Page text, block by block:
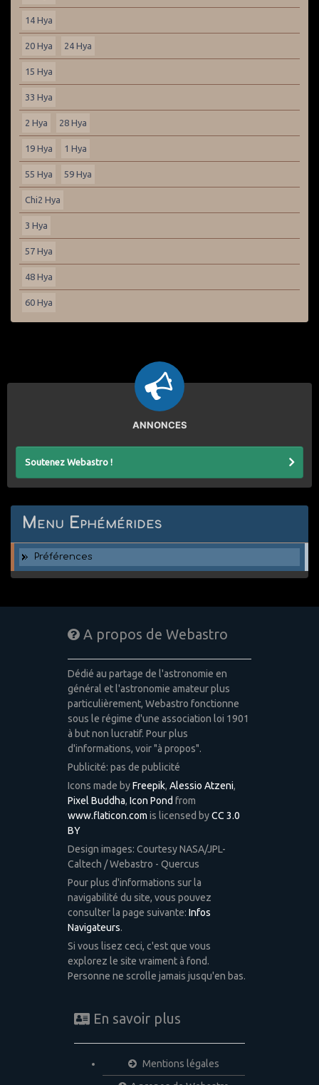
14 Hya
20 Hya 24 Hya
15 Hya
33 Hya
2 Hya 28 Hya
19 Hya 1 Hya
55 Hya 59 Hya
Chi2 Hya
3 Hya
57 Hya
48 Hya
60 Hya
ANNONCES
Soutenez Webastro !
Menu Ephémérides
Préférences
A propos de Webastro
Dédié au partage de l'astronomie en
général et l'astronomie amateur plus
particulièrement, Webastro fonctionne
sous le régime d'une association loi 1901
à but non lucratif. Pour plus
d'informations, voir "à propos".
Publicité: pas de publicité
Icons made byFreepik, Alessio Atzeni,
Pixel Buddha, Icon Pond from
www.flaticon.com is licensed byCC 3.0
BY
Design images: Courtesy NASA/JPL-
Caltech / Webastro - Quercus
Pour plus d'informations sur la
navigabilité du site, vous pouvez
consulter la page suivante: Infos
Navigateurs.
Si vous lisez ceci, c'est que vous
explorez le site vraiment à fond.
Personne ne scrolle jamais jusqu'en bas.
En savoir plus
Mentions légales